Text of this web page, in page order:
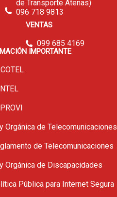
de Transporte Atenas)
096 718 9813
VENTAS
099 685 4169
IMPORTANTE
Orgánica de Telecomunicaciones
de Telecomunicaciones
Orgánica de Discapacidades
Pública para Internet Segura